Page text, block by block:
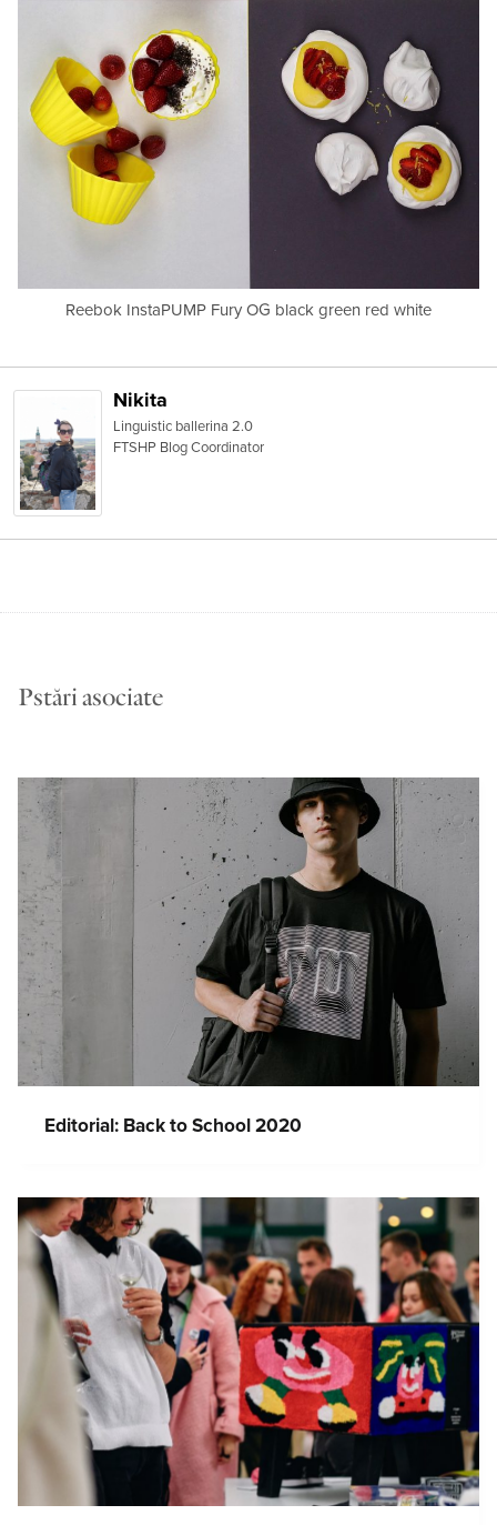
Reebok InstaPUMP Fury OG black green red white
Nikita
Linguistic ballerina 2.0
FTSHP Blog Coordinator
Pstări asociate
Editorial: Back to School 2020